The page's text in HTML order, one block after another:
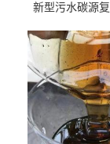
新型污水碳源